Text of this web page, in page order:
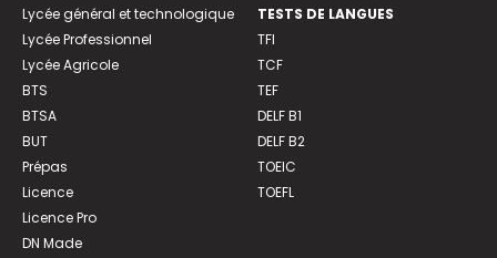
Lycée général et technologique
Lycée Professionnel
Lycée Agricole
BTS
BTSA
BUT
Prépas
Licence
Licence Pro
DN Made
TESTS DE LANGUES
TFI
TCF
TEF
DELF B1
DELF B2
TOEIC
TOEFL